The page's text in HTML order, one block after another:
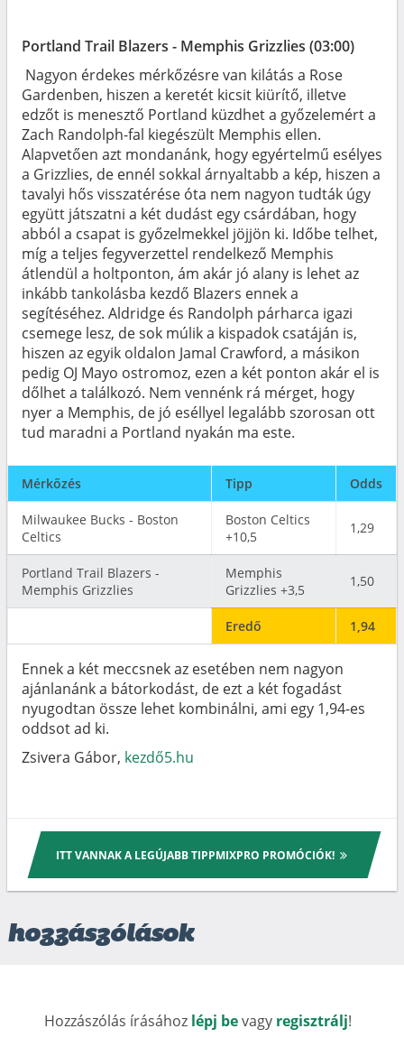
Portland Trail Blazers - Memphis Grizzlies (03:00)
Nagyon érdekes mérkőzésre van kilátás a Rose
Gardenben, hiszen a keretét kicsit kiürítő, illetve
edzőt is menesztő Portland küzdhet a győzelemért a
Zach Randolph-fal kiegészült Memphis ellen.
Alapvetően azt mondanánk, hogy egyértelmű esélyes
a Grizzlies, de ennél sokkal árnyaltabb a kép, hiszen a
tavalyi hős visszatérése óta nem nagyon tudták úgy
együtt játszatni a két dudást egy csárdában, hogy
abból a csapat is győzelmekkel jöjjön ki. Időbe telhet,
míg a teljes fegyverzettel rendelkező Memphis
átlendül a holtponton, ám akár jó alany is lehet az
inkább tankolásba kezdő Blazers ennek a
segítéséhez. Aldridge és Randolph párharca igazi
csemege lesz, de sok múlik a kispadok csatáján is,
hiszen az egyik oldalon Jamal Crawford, a másikon
pedig OJ Mayo ostromoz, ezen a két ponton akár el is
dőlhet a találkozó. Nem vennénk rá mérget, hogy
nyer a Memphis, de jó eséllyel legalább szorosan ott
tud maradni a Portland nyakán ma este.
Mérkőzés Tipp Odds
Milwaukee Bucks - Boston
Celtics
Boston Celtics
+10,5
1,29
Portland Trail Blazers -
Memphis Grizzlies
Memphis
Grizzlies +3,5
1,50
Eredő 1,94
Ennek a két meccsnek az esetében nem nagyon
ajánlanánk a bátorkodást, de ezt a két fogadást
nyugodtan össze lehet kombinálni, ami egy 1,94-es
oddsot ad ki.
Zsivera Gábor, kezdő5.hu
ITT VANNAK A LEGÚJABB TIPPMIXPRO PROMÓCIÓK!
hozzászólások
Hozzászólás írásához lépj bevagy regisztrálj!